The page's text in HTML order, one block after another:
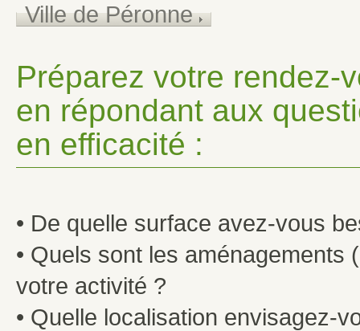
Ville de Péronne
Préparez votre rendez-
en répondant aux
en efficacité :
• De quelle surface avez-vous
• Quels sont les
votre activité ?
• Quelle localisation envisagez-